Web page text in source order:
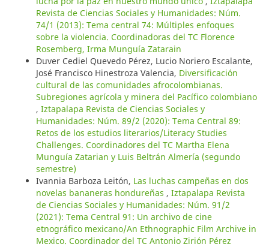
Revista de Ciencias Sociales y Humanidades: Núm.
74/1 (2013): Tema central 74: Múltiples enfoques
sobre la violencia. Coordinadoras del TC Florence
Rosemberg, Irma Munguía Zatarain
Duver Cediel Quevedo Pérez, Lucio Noriero Escalante,
José Francisco Hinestroza Valencia, Diversificación
cultural de las comunidades afrocolombianas.
Subregiones agrícola y minera del Pacífico colombiano
, Iztapalapa Revista de Ciencias Sociales y
Humanidades: Núm. 89/2 (2020): Tema Central 89:
Retos de los estudios literarios/Literacy Studies
Challenges. Coordinadores del TC Martha Elena
Munguía Zatarian y Luis Beltrán Almería (segundo
semestre)
Ivannia Barboza Leitón, Las luchas campeñas en dos
novelas bananeras hondureñas , Iztapalapa Revista
de Ciencias Sociales y Humanidades: Núm. 91/2
(2021): Tema Central 91: Un archivo de cine
etnográfico mexicano/An Ethnographic Film Archive in
Mexico. Coordinador del TC Antonio Zirión Pérez